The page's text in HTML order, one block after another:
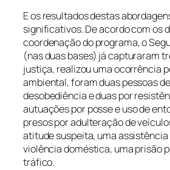
E os resultados destas
significativos. De acordo com os
coordenação do programa, o
(nas duas bases) já capturaram
justiça, realizou uma ocorrência
ambiental, foram duas pessoas
desobediência e duas por
autuações por posse e uso de
presos por adulteração de
atitude suspeita, uma
violência doméstica, uma prisão
tráfico.